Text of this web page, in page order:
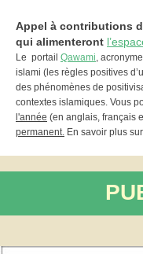
Appel à contributions
qui alimenteront
Le portail Qawami,
islami (les règles positives
des phénomènes de
contextes islamiques. Vous
l'année (en anglais, français
permanent. En savoir plus